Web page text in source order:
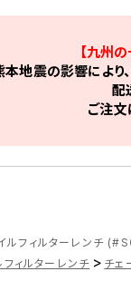
【九州
地震の影響により
配
ご注文
ルフィルターレンチ
フィルターレンチ > チェ